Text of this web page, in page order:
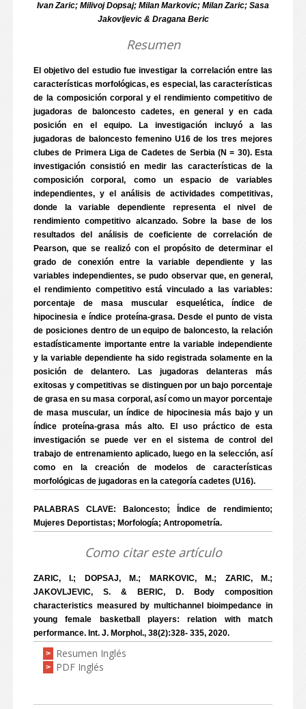
Ivan Zaric; Milivoj Dopsaj; Milan Markovic; Milan Zaric; Sasa
Jakovljevic & Dragana Beric
Resumen
El objetivo del estudio fue investigar la correlación entre las
características morfológicas, es especial, las características
de la composición corporal y el rendimiento competitivo de
jugadoras de baloncesto cadetes, en general y en cada
posición en el equipo. La investigación incluyó a las
jugadoras de baloncesto femenino U16 de los tres mejores
clubes de Primera Liga de Cadetes de Serbia (N = 30). Esta
investigación consistió en medir las características de la
composición corporal, como un espacio de variables
independientes, y el análisis de actividades competitivas,
donde la variable dependiente representa el nivel de
rendimiento competitivo alcanzado. Sobre la base de los
resultados del análisis de coeficiente de correlación de
Pearson, que se realizó con el propósito de determinar el
grado de conexión entre la variable dependiente y las
variables independientes, se pudo observar que, en general,
el rendimiento competitivo está vinculado a las variables:
porcentaje de masa muscular esquelética, índice de
hipocinesia e índice proteína-grasa. Desde el punto de vista
de posiciones dentro de un equipo de baloncesto, la relación
estadísticamente importante entre la variable independiente
y la variable dependiente ha sido registrada solamente en la
posición de delantero. Las jugadoras delanteras más
exitosas y competitivas se distinguen por un bajo porcentaje
de grasa en su masa corporal, así como un mayor porcentaje
de masa muscular, un índice de hipocinesia más bajo y un
índice proteína-grasa más alto. El uso práctico de esta
investigación se puede ver en el sistema de control del
trabajo de entrenamiento aplicado, luego en la selección, así
como en la creación de modelos de características
morfológicas de jugadoras en la categoría cadetes (U16).
PALABRAS CLAVE: Baloncesto; Índice de rendimiento;
Mujeres Deportistas; Morfología; Antropometría.
Como citar este artículo
ZARIC, I.; DOPSAJ, M.; MARKOVIC, M.; ZARIC, M.;
JAKOVLJEVIC, S. & BERIC, D. Body composition
characteristics measured by multichannel bioimpedance in
young female basketball players: relation with match
performance. Int. J. Morphol., 38(2):328- 335, 2020.
> Resumen Inglés
> PDF Inglés